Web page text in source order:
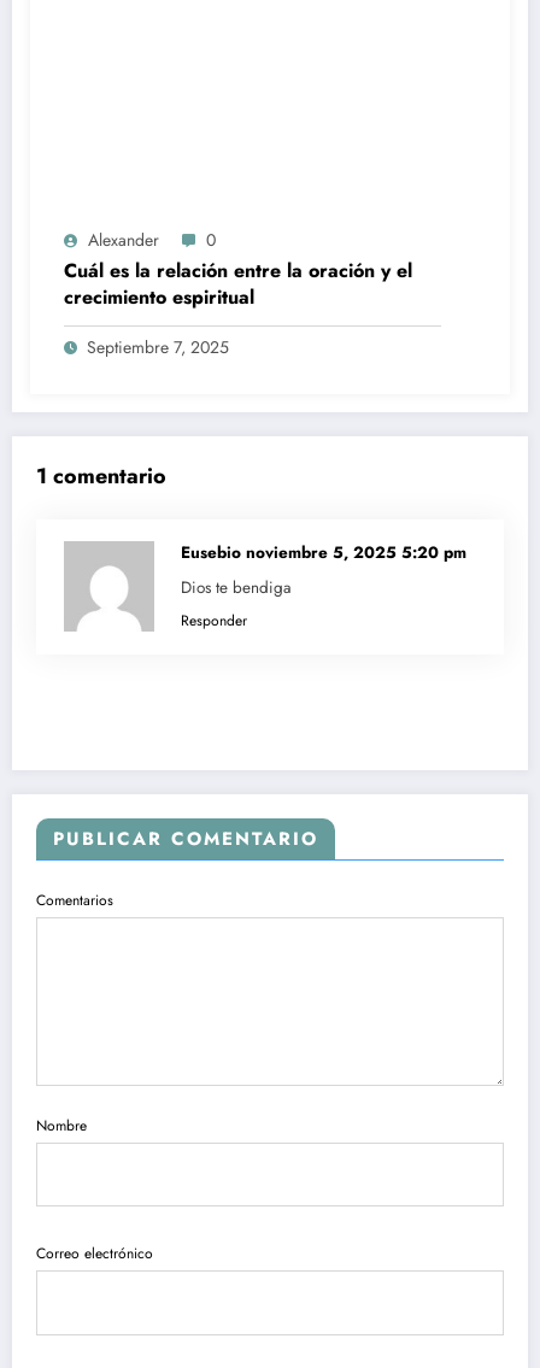
Alexander 0
Cuál es la relación entre la oración y el
crecimiento espiritual
Septiembre 7, 2025
1 comentario
Eusebio noviembre 5, 2025 5:20 pm
Dios te bendiga
Responder
PUBLICAR COMENTARIO
Comentarios
Nombre
Correo electrónico